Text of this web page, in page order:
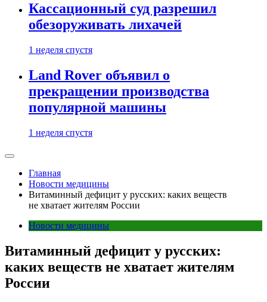
Кассационный суд разрешил
обезоруживать лихачей
1 неделя спустя
Land Rover объявил о
прекращении производства
популярной машины
1 неделя спустя
Главная
Новости медицины
Витаминный дефицит у русских: каких веществ
не хватает жителям России
Новости медицины
Витаминный дефицит у русских:
каких веществ не хватает жителям
России